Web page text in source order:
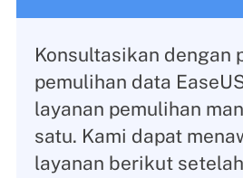
Konsultasikan dengan
pemulihan data
layanan pemulihan
satu. Kami dapat
layanan berikut